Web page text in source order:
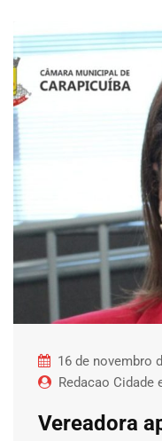
16 de novembro
Redacao Cidade
Vereadora